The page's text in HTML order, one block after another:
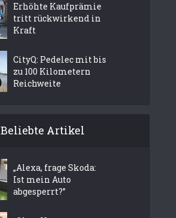
Erhöhte Kaufprämie
tritt rückwirkend in
Kraft
CityQ: Pedelec mit bis
zu 100 Kilometern
Reichweite
Beliebte Artikel
„Alexa, frage Skoda:
Ist mein Auto
abgesperrt?”